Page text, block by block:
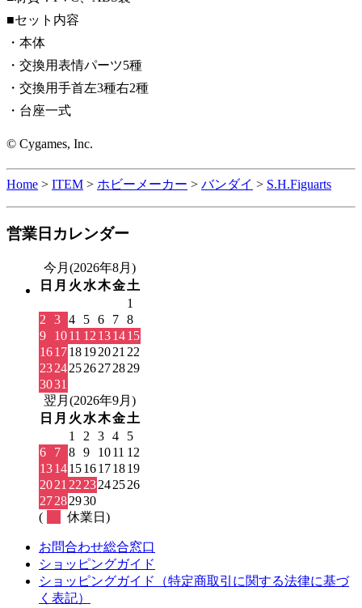
■セット内容
・本体
・交換用表情パーツ5種
・交換用手首左3種右2種
・台座一式
© Cygames, Inc.
Home > ITEM > ホビーメーカー > バンダイ > S.H.Figuarts
営業日カレンダー
今月(2026年8月)
日 月 火 水木金土
1
2
3 4 5 6 7 8
9
1011 12 131415
161718192021 22
23242526272829
3031
翌月(2026年9月)
日 月 火 水木金土
1
2 3 4
5
6
7 8 9 1011 12
13141516171819
2021 22 23242526
27282930
(
休業日)
お問合わせ総合窓口
ショッピングガイド
ショッピングガイド（特定商取引に関する法律に基づ
く表記）